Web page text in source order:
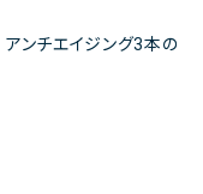
アンチエイジング3本の矢